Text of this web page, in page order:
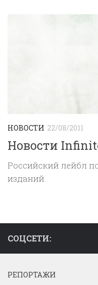
НОВОСТИ 22/08/2011
Новости
Российский лейбл
изданий.
СОЦСЕТИ:
РЕПОРТАЖИ